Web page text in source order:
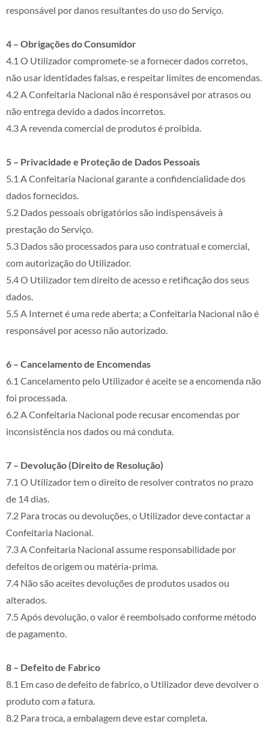
responsável por danos resultantes do uso do Serviço.
4 – Obrigações do Consumidor
4.1 O Utilizador compromete-se a fornecer dados corretos,
não usar identidades falsas, e respeitar limites de encomendas.
4.2 A Confeitaria Nacional não é responsável por atrasos ou
não entrega devido a dados incorretos.
4.3 A revenda comercial de produtos é proibida.
5 – Privacidade e Proteção de Dados Pessoais
5.1 A Confeitaria Nacional garante a confidencialidade dos
dados fornecidos.
5.2 Dados pessoais obrigatórios são indispensáveis à
prestação do Serviço.
5.3 Dados são processados para uso contratual e comercial,
com autorização do Utilizador.
5.4 O Utilizador tem direito de acesso e retificação dos seus
dados.
5.5 A Internet é uma rede aberta; a Confeitaria Nacional não é
responsável por acesso não autorizado.
6 – Cancelamento de Encomendas
6.1 Cancelamento pelo Utilizador é aceite se a encomenda não
foi processada.
6.2 A Confeitaria Nacional pode recusar encomendas por
inconsistência nos dados ou má conduta.
7 – Devolução (Direito de Resolução)
7.1 O Utilizador tem o direito de resolver contratos no prazo
de 14 dias.
7.2 Para trocas ou devoluções, o Utilizador deve contactar a
Confeitaria Nacional.
7.3 A Confeitaria Nacional assume responsabilidade por
defeitos de origem ou matéria-prima.
7.4 Não são aceites devoluções de produtos usados ou
alterados.
7.5 Após devolução, o valor é reembolsado conforme método
de pagamento.
8 – Defeito de Fabrico
8.1 Em caso de defeito de fabrico, o Utilizador deve devolver o
produto com a fatura.
8.2 Para troca, a embalagem deve estar completa.